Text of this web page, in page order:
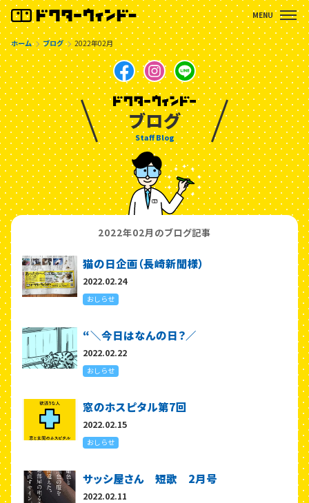
ホーム ブログ 2022年02月
ブログ
Staff Blog
2022年02月のブログ記事
猫の日企画（長崎新聞様）
2022.02.24
おしらせ
“＼今日はなんの日？／
2022.02.22
おしらせ
窓のホスピタル第7回
2022.02.15
おしらせ
サッシ屋さん 短歌 2月号
2022.02.11